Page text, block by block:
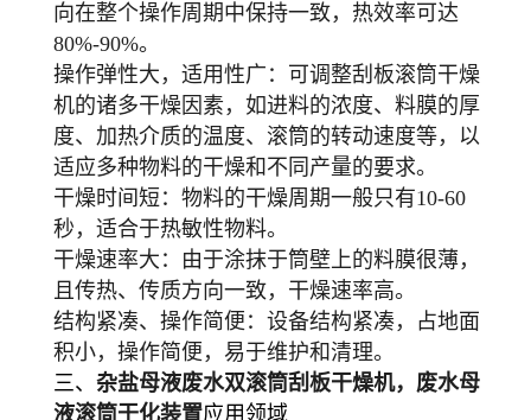
向在整个操作周期中保持一致，热效率可达
80%-90%。
操作弹性大，适用性广 ：可调整刮板滚筒干燥
机的诸多干燥因素，如进料的浓度、料膜的厚
度、加热介质的温度、滚筒的转动速度等，以
适应多种物料的干燥和不同产量的要求。
干燥时间短 ：物料的干燥周期一般只有10-60
秒，适合于热敏性物料。
干燥速率大 ：由于涂抹于筒壁上的料膜很薄，
且传热、传质方向一致，干燥速率高。
结构紧凑、操作简便 ：设备结构紧凑，占地面
积小，操作简便，易于维护和清理。
三、 杂盐母液废水双滚筒刮板干燥机，废水母
液滚筒干化装置应用领域